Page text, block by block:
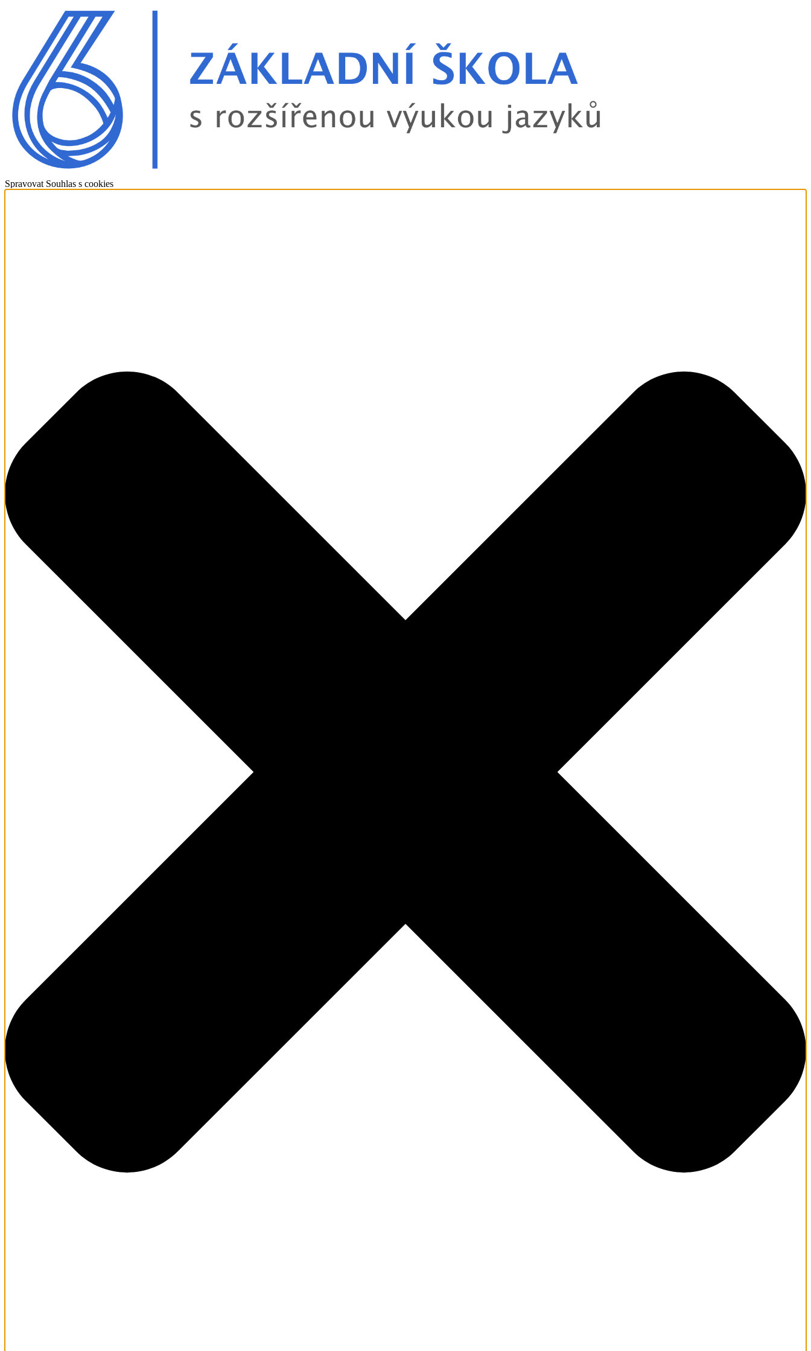
Spravovat Souhlas s cookies